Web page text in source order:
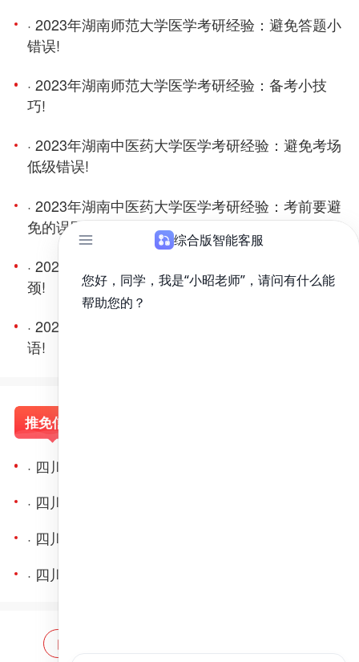
· 2023年湖南师范大学医学考研经验：避免答题小
错误!
· 2023年湖南师范大学医学考研经验：备考小技
巧!
· 2023年湖南中医药大学医学考研经验：避免考场
低级错误!
· 2023年湖南中医药大学医学考研经验：考前要避
免的误区!
· 2023年华北理工大学医学考研经验：克服学习瓶
颈!
· 2023年华北理工大学医学考研经验：如何攻克英
语!
· 四川大学2018年优秀大学生暑期夏令营相关通知
推免信息
网站首页